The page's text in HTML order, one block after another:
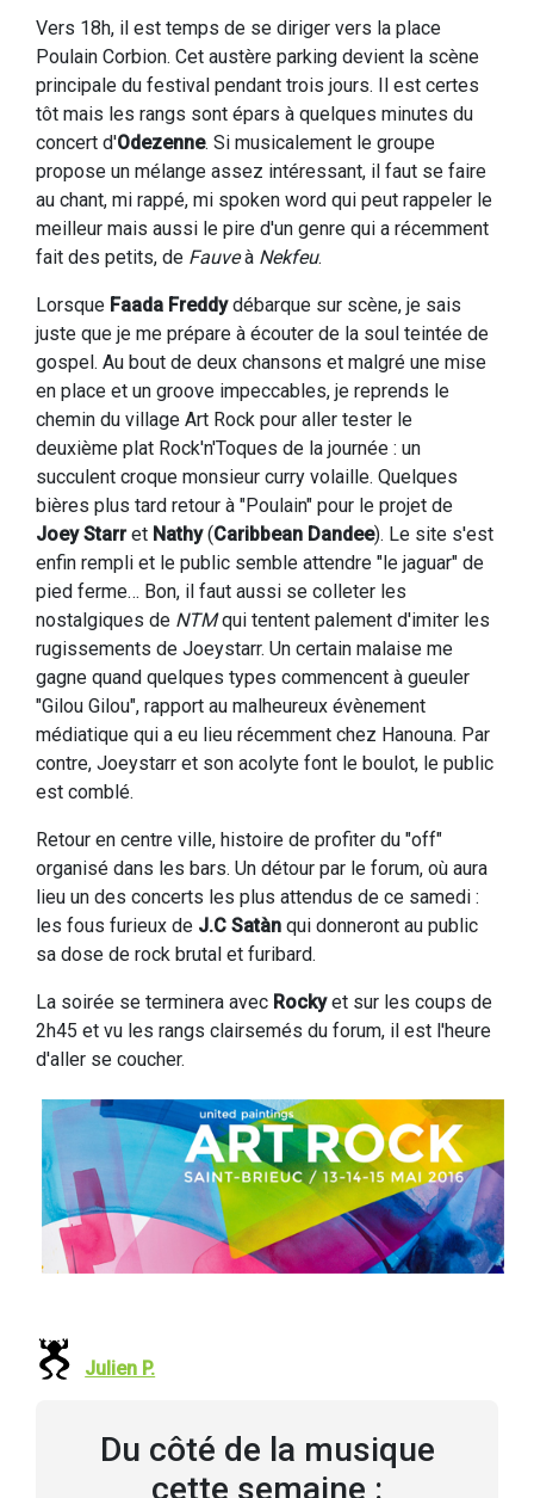
Vers 18h, il est temps de se diriger vers la place
Poulain Corbion. Cet austère parking devient la scène
principale du festival pendant trois jours. Il est certes
tôt mais les rangs sont épars à quelques minutes du
concert d'Odezenne. Si musicalement le groupe
propose un mélange assez intéressant, il faut se faire
au chant, mi rappé, mi spoken word qui peut rappeler le
meilleur mais aussi le pire d'un genre qui a récemment
fait des petits, de Fauveà Nekfeu.
Lorsque Faada Freddydébarque sur scène, je sais
juste que je me prépare à écouter de la soul teintée de
gospel. Au bout de deux chansons et malgré une mise
en place et un groove impeccables, je reprends le
chemin du village Art Rock pour aller tester le
deuxième plat Rock'n'Toques de la journée : un
succulent croque monsieur curry volaille. Quelques
bières plus tard retour à "Poulain" pour le projet de
Joey Starret Nathy(Caribbean Dandee). Le site s'est
enfin rempli et le public semble attendre "le jaguar" de
pied ferme… Bon, il faut aussi se colleter les
nostalgiques de NTMqui tentent palement d'imiter les
rugissements de Joeystarr. Un certain malaise me
gagne quand quelques types commencent à gueuler
"Gilou Gilou", rapport au malheureux évènement
médiatique qui a eu lieu récemment chez Hanouna. Par
contre, Joeystarr et son acolyte font le boulot, le public
est comblé.
Retour en centre ville, histoire de profiter du "off"
organisé dans les bars. Un détour par le forum, où aura
lieu un des concerts les plus attendus de ce samedi :
les fous furieux de J.C Satàn qui donneront au public
sa dose de rock brutal et furibard.
La soirée se terminera avec Rockyet sur les coups de
2h45 et vu les rangs clairsemés du forum, il est l'heure
d'aller se coucher.
Julien P.
Du côté de la musique
cette semaine :